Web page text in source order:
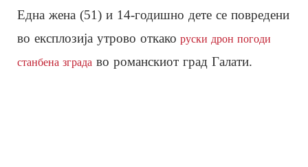
Една жена (51) и 14-годишно дете се повредени
во експлозија утрово откако руски дрон погоди
станбена зграда во романскиот град Галати.